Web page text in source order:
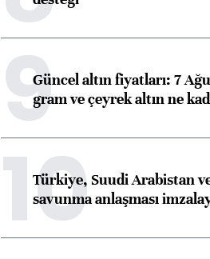
9Güncel altın fiyatları: 7
gram ve çeyrek altın ne
10
Türkiye, Suudi Arabistan
savunma anlaşması